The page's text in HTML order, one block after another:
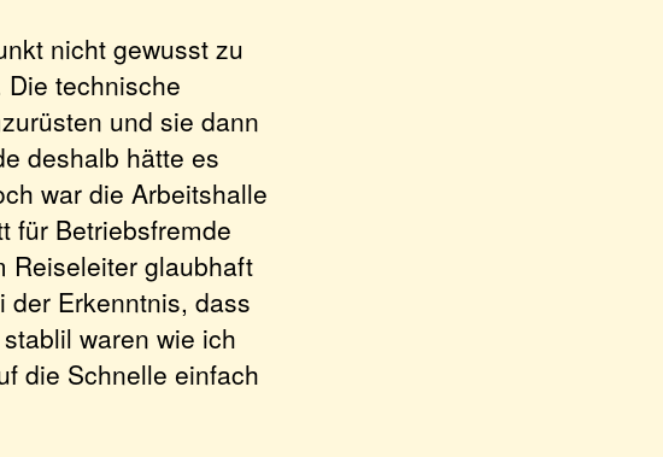
nicht gewusst zu
technische
und sie dann
deshalb hätte es
war die Arbeitshalle
für Betriebsfremde
Reiseleiter glaubhaft
der Erkenntnis, dass
waren wie ich
die Schnelle einfach